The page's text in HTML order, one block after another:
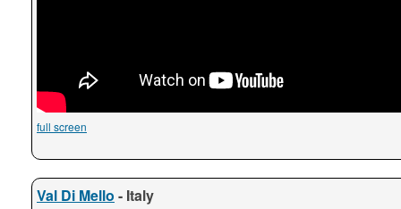
full screen
Val Di Mello - Italy